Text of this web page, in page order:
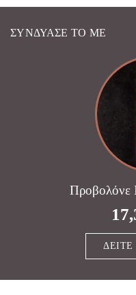
ΣΥΝΔΎΑΣΈ ΤΟ ΜΕ
Προβολόνε
ΔΕΊΤΕ